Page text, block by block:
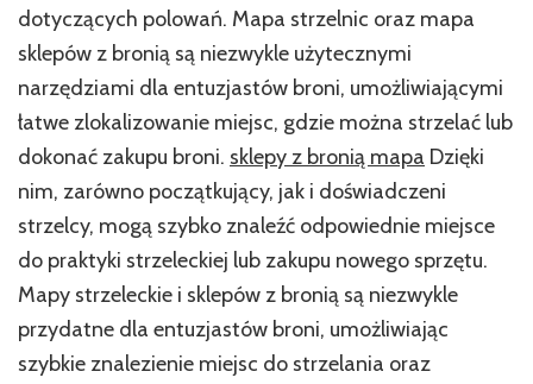
dotyczących polowań. Mapa strzelnic oraz mapa
sklepów z bronią są niezwykle użytecznymi
narzędziami dla entuzjastów broni, umożliwiającymi
łatwe zlokalizowanie miejsc, gdzie można strzelać lub
dokonać zakupu broni. sklepy z bronią mapa Dzięki
nim, zarówno początkujący, jak i doświadczeni
strzelcy, mogą szybko znaleźć odpowiednie miejsce
do praktyki strzeleckiej lub zakupu nowego sprzętu.
Mapy strzeleckie i sklepów z bronią są niezwykle
przydatne dla entuzjastów broni, umożliwiając
szybkie znalezienie miejsc do strzelania oraz